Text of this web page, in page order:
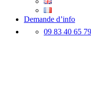
Demande d’info
09 83 40 65 79